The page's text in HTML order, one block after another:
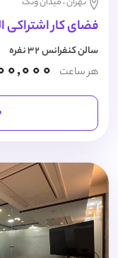
فضای کار اشتراکی
سالن کنفرانس 32 نفره
هر ساعت